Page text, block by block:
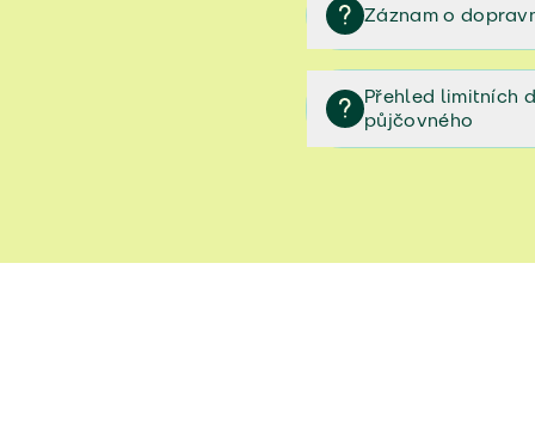
Záznam o
Záznam o dopravní
Přehled limitních
půjčovného